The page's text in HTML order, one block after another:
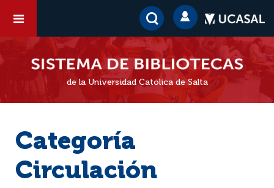
de la Universidad Católica de Salta
Categoría
Circulación